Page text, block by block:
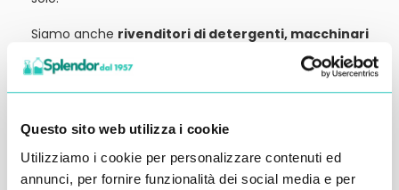
Questo sito web utilizza i cookie
Utilizziamo i cookie per personalizzare contenuti ed
annunci, per fornire funzionalità dei social media e per
Siamo anche rivenditori di detergenti, macchinari
ed attrezzature:
tutto ciò che potrebbe servirvi,
potete trovarlo in vendita presso la nostra sede.
richiedere qualche informazione.
Ci vediamo al prossimo articolo.